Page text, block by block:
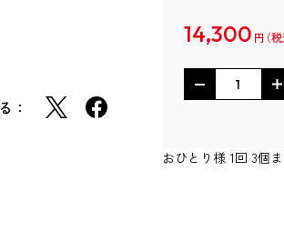
：
14,300 円
おひとり様 1回 3個